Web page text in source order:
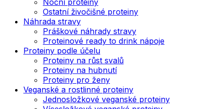
Ostatní živočišné proteiny
Náhrada stravy
Práškové náhrady stravy
Proteinové ready to drink nápoje
Proteiny podle účelu
Proteiny na růst svalů
Proteiny na hubnutí
Proteiny pro ženy
Veganské a rostlinné proteiny
Jednosložkové veganské proteiny